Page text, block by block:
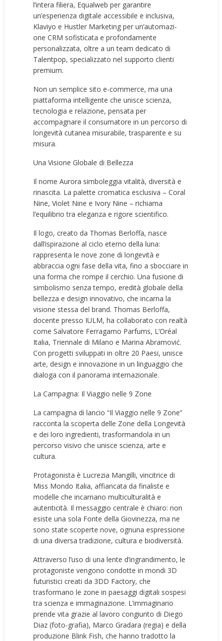
l’intera filiera, Equalweb per garantire
un’esperienza digitale accessibile e inclusiva,
Klaviyo e Hustler Marketing per un’automazi-
one CRM sofisticata e profondamente
personalizzata, oltre a un team dedicato di
Talentpop, specializzato nel supporto clienti
premium.
Non un semplice sito e-commerce, ma una
piattaforma intelligente che unisce scienza,
tecnologia e relazione, pensata per
accompagnare il consumatore in un percorso di
longevità cutanea misurabile, trasparente e su
misura.
Una Visione Globale di Bellezza
Il nome Aurora simboleggia vitalità, diversità e
rinascita. La palette cromatica esclusiva – Coral
Nine, Violet Nine e Ivory Nine – richiama
l’equilibrio tra eleganza e rigore scientifico.
Il logo, creato da Thomas Berloffa, nasce
dall’ispirazione al ciclo eterno della luna:
rappresenta le nove zone di longevità e
abbraccia ogni fase della vita, fino a sbocciare in
una forma che rompe il cerchio. Una fusione di
simbolismo senza tempo, eredità globale della
bellezza e design innovativo, che incarna la
visione stessa del brand. Thomas Berloffa,
docente presso IULM, ha collaborato con realtà
come Salvatore Ferragamo Parfums, L’Oréal
Italia, Triennale di Milano e Marina Abramović.
Con progetti sviluppati in oltre 20 Paesi, unisce
arte, design e innovazione in un linguaggio che
dialoga con il panorama internazionale.
La Campagna: Il Viaggio nelle 9 Zone
La campagna di lancio “Il Viaggio nelle 9 Zone”
racconta la scoperta delle Zone della Longevità
e dei loro ingredienti, trasformandola in un
percorso visivo che unisce scienza, arte e
cultura.
Protagonista è Lucrezia Mangilli, vincitrice di
Miss Mondo Italia, affiancata da finaliste e
modelle che incarnano multiculturalità e
autenticità. Il messaggio centrale è chiaro: non
esiste una sola Fonte della Giovinezza, ma ne
sono state scoperte nove, ognuna espressione
di una diversa tradizione, cultura e biodiversità.
Attraverso l’uso di una lente d’ingrandimento, le
protagoniste vengono condotte in mondi 3D
futuristici creati da 3DD Factory, che
trasformano le zone in paesaggi digitali sospesi
tra scienza e immaginazione. L’immaginario
prende vita grazie al lavoro congiunto di Diego
Diaz (foto-grafia), Marco Gradara (regia) e della
produzione Blink Fish, che hanno tradotto la